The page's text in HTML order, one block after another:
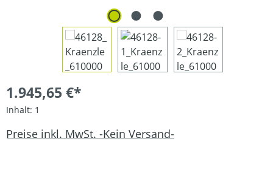
1.945,65 €*
Inhalt: 1
Preise inkl. MwSt. -Kein Versand-